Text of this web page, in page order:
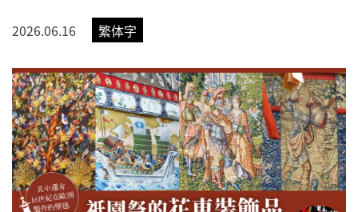
2026.06.16 繁体字